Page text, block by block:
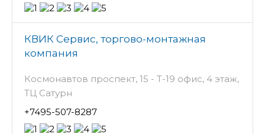
КВИК Сервис, торгово-монтажная
компания
Космонавтов проспект, 15 - Т-19 офис, 4 этаж,
ТЦ Сатурн
+7495-507-8287